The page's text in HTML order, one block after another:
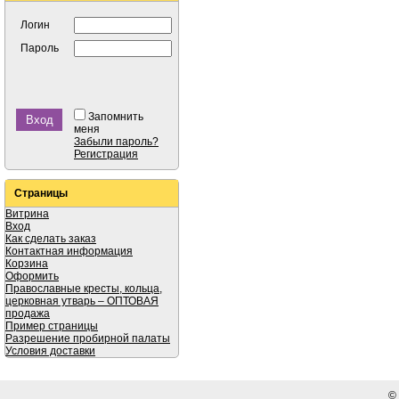
Логин
Пароль
Запомнить
меня
Забыли пароль?
Регистрация
Страницы
Витрина
Вход
Как сделать заказ
Контактная информация
Корзина
Оформить
Православные кресты, кольца,
церковная утварь – ОПТОВАЯ
продажа
Пример страницы
Разрешение пробирной палаты
Условия доставки
©